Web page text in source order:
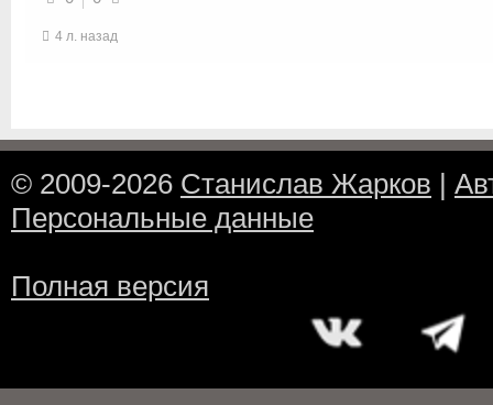
4 л. назад
© 2009-2026 Станислав Жарков |
Персональные данные
Полная версия